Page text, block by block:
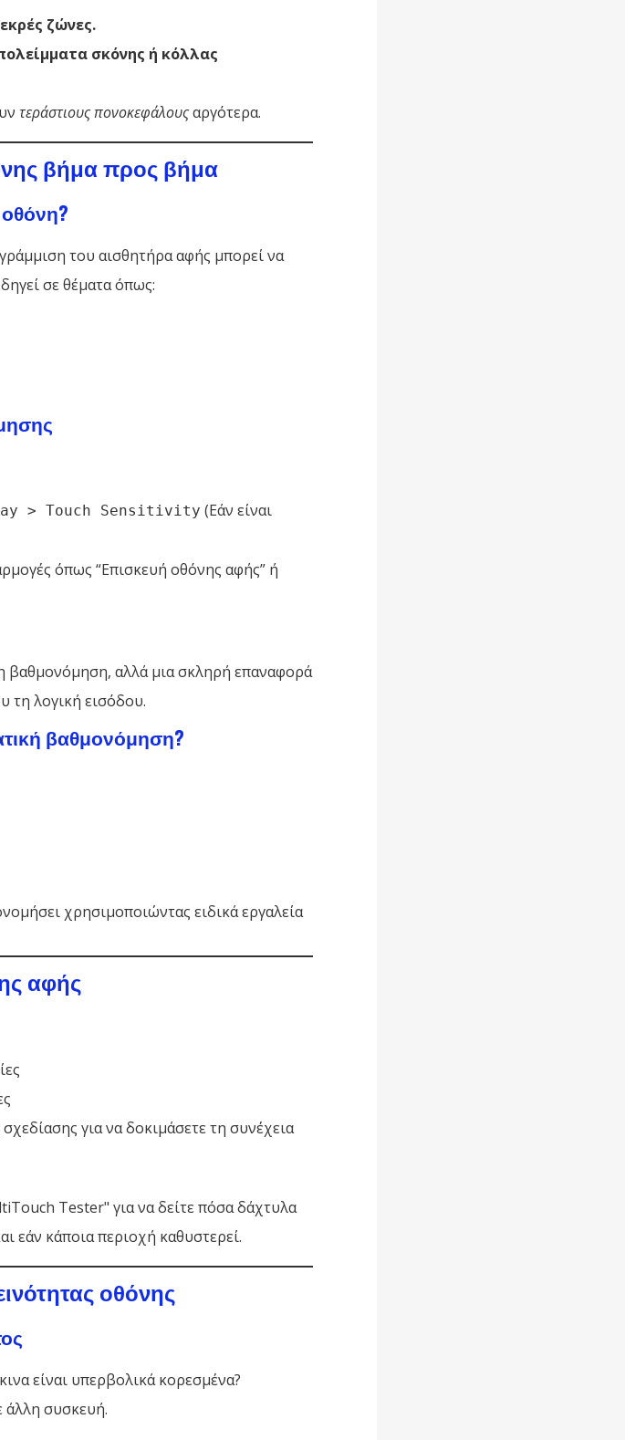
ζώνες.
σκόνης ή κόλλας
τεράστιους πονοκεφάλουςαργότερα.
βήμα προς βήμα
του αισθητήρα αφής μπορεί να
σε θέματα όπως:
> Touch Sensitivity (Εάν είναι
όπως “Επισκευή οθόνης αφής” ή
βαθμονόμηση, αλλά μια σκληρή επαναφορά
τη λογική εισόδου.
βαθμονόμηση?
χρησιμοποιώντας ειδικά εργαλεία
αφής
για να δοκιμάσετε τη συνέχεια
Tester" για να δείτε πόσα δάχτυλα
εάν κάποια περιοχή καθυστερεί.
οθόνης
είναι υπερβολικά κορεσμένα?
άλλη συσκευή.